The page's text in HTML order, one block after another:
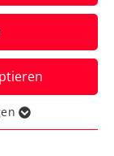
der
Open-